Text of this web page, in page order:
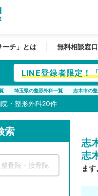
ーチ」とは 無料相談窓口
LINE登録者限定！
埼玉県の整形外科一覧 志木市の
・整形外科20件
索
整骨院・接骨院
志
志
ます